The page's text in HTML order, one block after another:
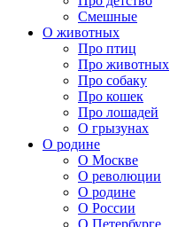
Смешные
О животных
Про птиц
Про животных
Про собаку
Про кошек
Про лошадей
О грызунах
О родине
О Москве
О революции
О родине
О России
О Петербурге